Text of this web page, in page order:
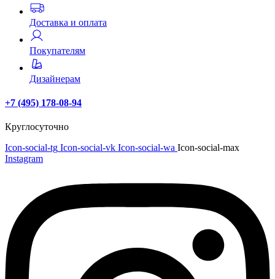
Доставка и оплата
Покупателям
Дизайнерам
+7 (495) 178-08-94
Круглосуточно
Icon-social-tg Icon-social-vk Icon-social-wa Icon-social-max
Instagram